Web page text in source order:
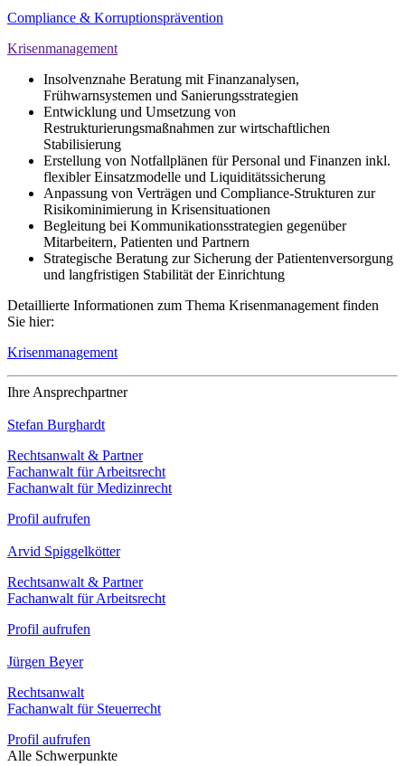
Compliance & Korruptionsprävention
Krisenmanagement
Insolvenznahe Beratung mit Finanzanalysen,
Frühwarnsystemen und Sanierungsstrategien
Entwicklung und Umsetzung von
Restrukturierungsmaßnahmen zur wirtschaftlichen
Stabilisierung
Erstellung von Notfallplänen für Personal und Finanzen inkl.
flexibler Einsatzmodelle und Liquiditätssicherung
Anpassung von Verträgen und Compliance-Strukturen zur
Risikominimierung in Krisensituationen
Begleitung bei Kommunikationsstrategien gegenüber
Mitarbeitern, Patienten und Partnern
Strategische Beratung zur Sicherung der Patientenversorgung
und langfristigen Stabilität der Einrichtung
Detaillierte Informationen zum Thema Krisenmanagement finden
Sie hier:
Krisenmanagement
Ihre Ansprechpartner
Stefan Burghardt
Rechtsanwalt & Partner
Fachanwalt für Arbeitsrecht
Fachanwalt für Medizinrecht
Profil aufrufen
Arvid Spiggelkötter
Rechtsanwalt & Partner
Fachanwalt für Arbeitsrecht
Profil aufrufen
Jürgen Beyer
Rechtsanwalt
Fachanwalt für Steuerrecht
Profil aufrufen
Alle Schwerpunkte